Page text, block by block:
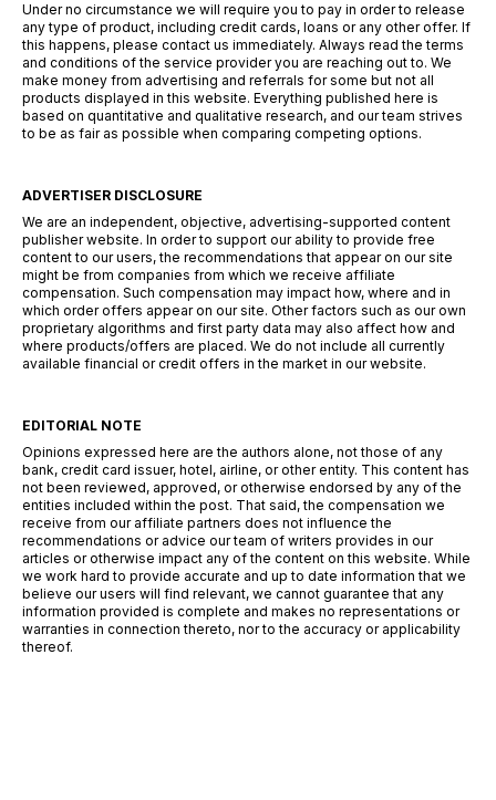
Under no circumstance we will require you to pay in order to release
any type of product, including credit cards, loans or any other offer. If
this happens, please contact us immediately. Always read the terms
and conditions of the service provider you are reaching out to. We
make money from advertising and referrals for some but not all
products displayed in this website. Everything published here is
based on quantitative and qualitative research, and our team strives
to be as fair as possible when comparing competing options.
ADVERTISER DISCLOSURE
We are an independent, objective, advertising-supported content
publisher website. In order to support our ability to provide free
content to our users, the recommendations that appear on our site
might be from companies from which we receive affiliate
compensation. Such compensation may impact how, where and in
which order offers appear on our site. Other factors such as our own
proprietary algorithms and first party data may also affect how and
where products/offers are placed. We do not include all currently
available financial or credit offers in the market in our website.
EDITORIAL NOTE
Opinions expressed here are the authors alone, not those of any
bank, credit card issuer, hotel, airline, or other entity. This content has
not been reviewed, approved, or otherwise endorsed by any of the
entities included within the post. That said, the compensation we
receive from our affiliate partners does not influence the
recommendations or advice our team of writers provides in our
articles or otherwise impact any of the content on this website. While
we work hard to provide accurate and up to date information that we
believe our users will find relevant, we cannot guarantee that any
information provided is complete and makes no representations or
warranties in connection thereto, nor to the accuracy or applicability
thereof.